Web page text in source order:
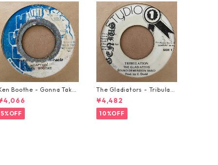
Boothe - Gonna Take
Miracle【7-21362】
5%OFF
The Gladiators - Tribulati
on【7-21365】
¥4,482
10%OFF